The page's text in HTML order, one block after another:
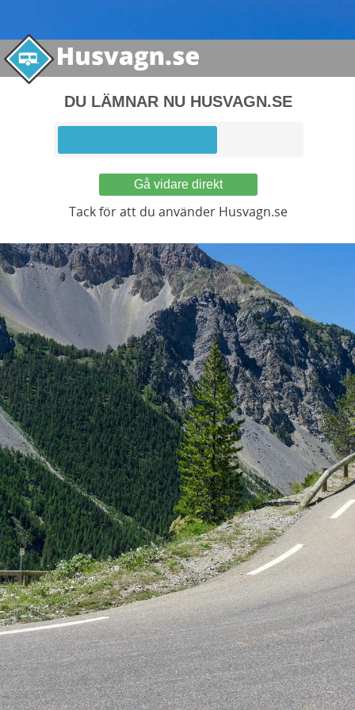
DU LÄMNAR NU HUSVAGN.SE
Gå vidare direkt
Tack för att du använder Husvagn.se